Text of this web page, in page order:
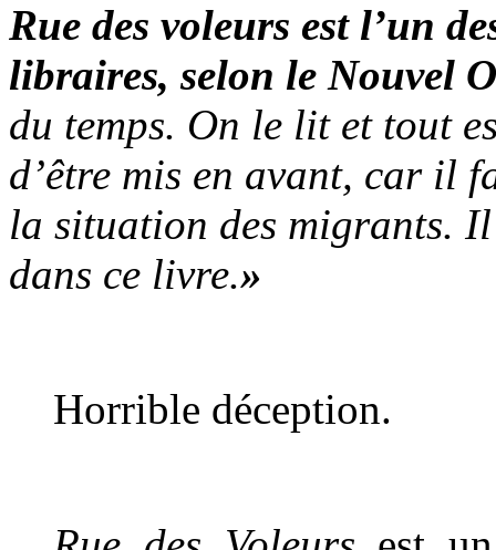
Rue des voleurs est l’un
libraires, selon le Nouvel
du temps. On le lit et tout
d’être mis en avant, car il
la situation des migrants.
dans ce livre.»
Horrible déception.